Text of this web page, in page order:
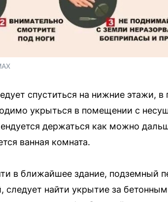
спуститься на нижние этажи,
укрыться в помещении с
держаться как можно
ванная комната.
в ближайшее здание, подземный
следует найти укрытие за